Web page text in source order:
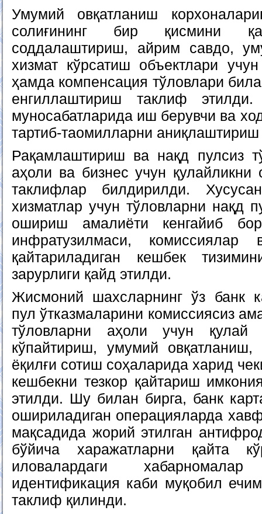
Умумий овқатланиш
солиғининг бир қисмини
соддалаштириш, айрим савдо,
хизмат кўрсатиш объектлари учун
ҳамда компенсация тўловлари
енгиллаштириш таклиф
муносабатларида иш берувчи ва
тартиб-таомилларни
Рақамлаштириш ва нақд пулсиз
аҳоли ва бизнес учун қулайликни
таклифлар билдирилди.
хизматлар учун тўловларни нақд
ошириш амалиёти кенгайиб
инфратузилмаси, комиссиялар
қайтариладиган кешбек
зарурлиги қайд этилди.
Жисмоний шахсларнинг ўз банк
пул ўтказмаларини комиссиясиз
тўловларни аҳоли учун қулай
кўпайтириш, умумий овқатланиш,
ёқилғи сотиш соҳаларида харид
кешбекни тезкор қайтариш
этилди. Шу билан бирга, банк
ошириладиган операцияларда
мақсадида жорий этилган
бўйича харажатларни қайта
иловалардаги
идентификация каби муқобил
таклиф қилинди.